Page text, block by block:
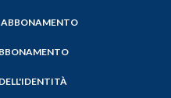
ABBONAMENTO